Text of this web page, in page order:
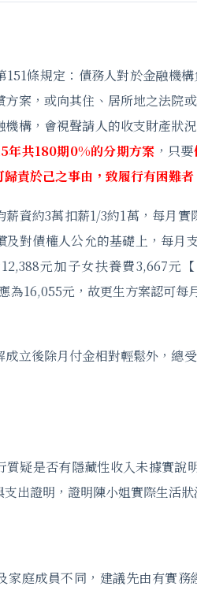
151條規定：債務人對於金融機
方案，或向其住、居所地之法院
構，會視聲請人的收支財產狀
年共180期0%的分期方案 ，只要
責於己之事由，致履行有困難
薪資約3萬扣薪1/3約1萬，每月
及對債權人公允的基礎上，每月
元加子女扶養費3,667元
為16,055元，故更生方案認可
成立後除月付金相對輕鬆外，總
質疑是否有隱藏性收入未據實
出證明，證明陳小姐實際生活
家庭成員不同，建議先由有實